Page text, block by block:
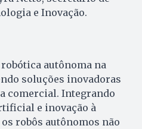
e Inovação.
autônoma na
soluções inovadoras
comercial. Integrando
e inovação à
robôs autônomos não